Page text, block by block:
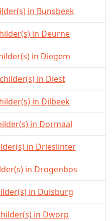
in Bunsbeek
in Deurne
in Diegem
in Diest
in Dilbeek
in Dormaal
in Drieslinter
in Drogenbos
in Duisburg
in Dworp